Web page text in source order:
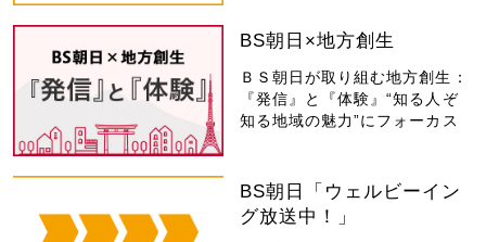
BS朝日×地方創生
ＢＳ朝日が取り組む地方創生：
『発信』と『体験』“知る人ぞ
知る地域の魅力”にフォーカス
BS朝日「ウェルビーイン
グ放送中！」